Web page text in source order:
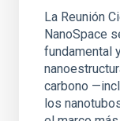
La Reunión
NanoSpace
fundamental
carbono
los